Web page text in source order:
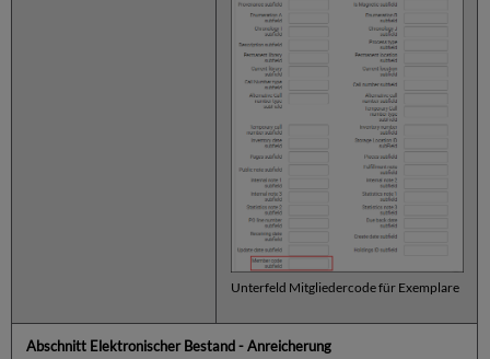
Unterfeld Mitgliedercode für Exemplare
Abschnitt Elektronischer Bestand - Anreicherung